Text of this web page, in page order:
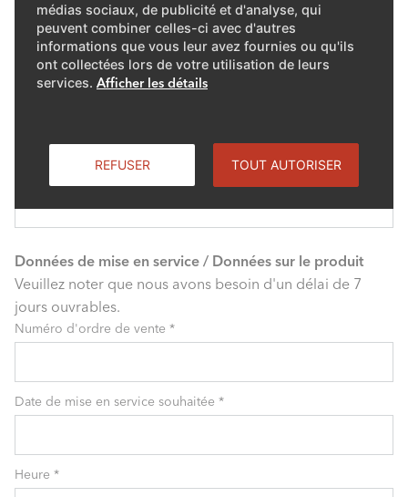
médias sociaux, de publicité et d'analyse, qui
peuvent combiner celles-ci avec d'autres
informations que vous leur avez fournies ou qu'ils
ont collectées lors de votre utilisation de leurs
services. Afficher les détails
REFUSER TOUT AUTORISER
Adresse de l'installation
Rue / No.*
Données de mise en service / Données sur le produit
Veuillez noter que nous avons besoin d'un délai de 7
jours ouvrables.
Numéro d'ordre de vente *
Date de mise en service souhaitée *
Heure *